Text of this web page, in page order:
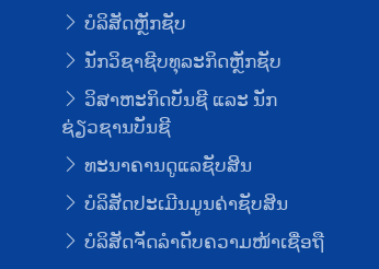
ບໍລິສັດຫຼັກຊັບ
ນັກວິຊາຊີບທຸລະກິດຫຼັກຊັບ
ວິສາຫະກິດບັນຊີ ແລະ ນັກ
ຊ່ຽວຊານບັນຊີ
ທະນາຄານດູແລຊັບສິນ
ບໍລິສັດປະເມີນມູນຄ່າຊັບສິນ
ບໍລິສັດຈັດລໍາດັບຄວາມໜ້າເຊື່ອຖື